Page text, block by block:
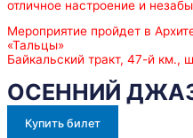
отличное настроение и
Мероприятие пройдет в
«Тальцы»
Байкальский тракт, 47-й км.,
ОСЕННИЙ
Купить билет